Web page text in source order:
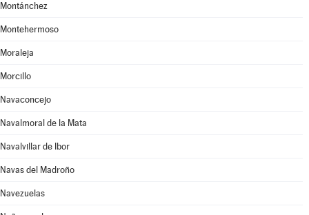
Montánchez
Montehermoso
Moraleja
Morcillo
Navaconcejo
Navalmoral de la Mata
Navalvillar de Ibor
Navas del Madroño
Navezuelas